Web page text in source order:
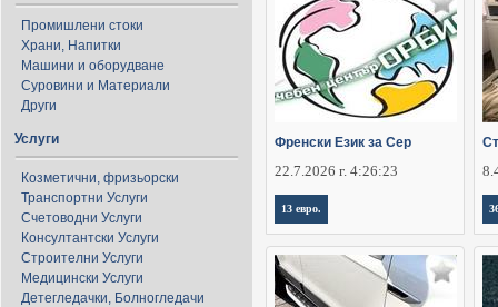
Промишлени стоки
Храни, Напитки
Машини и оборудване
Суровини и Материали
Други
Услуги
Козметични, фризьорски
Транспортни Услуги
Счетоводни Услуги
Консултантски Услуги
Строителни Услуги
Медицински Услуги
Детегледачки, Болногледачи
Френски Език за Сер
22.7.2026 г. 4:26:23
13 евро.